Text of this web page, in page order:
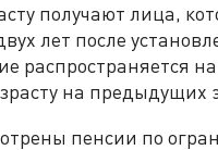
получают лица,
лет после
распространяется
на предыдущих
пенсии по